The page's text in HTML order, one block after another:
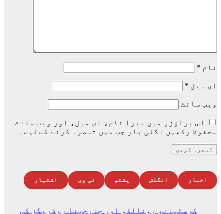
نام *
ای میل *
ویب‌ سائٹ
اس براؤزر میں میرا نام، ای میل، اور ویب سائٹ
محفوظ رکھیں اگلی بار جب میں تبصرہ کرنے کےلیے۔
اخبار انگلش پشتو ٹی وی اشتہار
کرسٹیانو رونالڈو اور جارجینا روڈریگز کی